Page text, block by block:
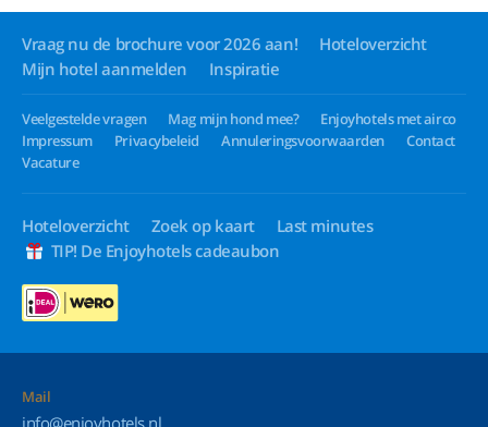
Vraag nu de brochure voor 2026 aan!
Hoteloverzicht
Mijn hotel aanmelden
Inspiratie
Veelgestelde vragen Mag mijn hond mee?
Enjoyhotels met airco
Impressum
Privacybeleid Annuleringsvoorwaarden
Contact
Vacature
Hoteloverzicht Zoek op kaart
Last minutes
TIP! De Enjoyhotels cadeaubon
Mail
info@enjoyhotels.nl